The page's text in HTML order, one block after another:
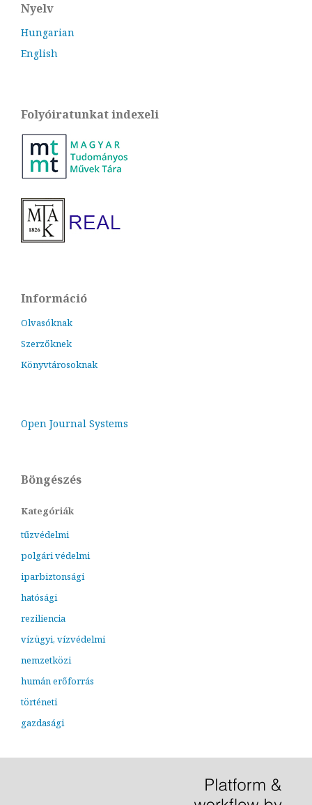
Nyelv
Hungarian
English
Folyóiratunkat indexeli
Információ
Olvasóknak
Szerzőknek
Könyvtárosoknak
Open Journal Systems
Böngészés
Kategóriák
tűzvédelmi
polgári védelmi
iparbiztonsági
hatósági
reziliencia
vízügyi, vízvédelmi
nemzetközi
humán erőforrás
történeti
gazdasági